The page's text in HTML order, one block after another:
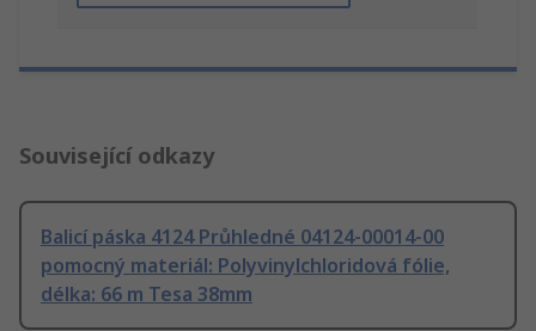
Související odkazy
Balicí páska 4124 Průhledné 04124-00014-00
pomocný materiál: Polyvinylchloridová fólie,
délka: 66 m Tesa 38mm